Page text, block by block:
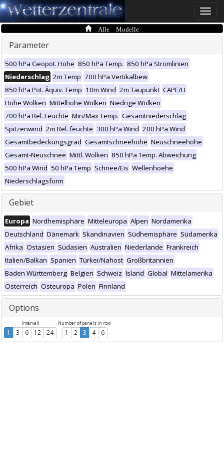
Toggle
Alle Modelle
Parameter
500 hPa Geopot. Höhe 850 hPa Temp. 850 hPa Stromlinien
Niederschlag 2m Temp 700 hPa Vertikalbew
850 hPa Pot. Äquiv. Temp 10m Wind 2m Taupunkt CAPE/LI
Hohe Wolken Mittelhohe Wolken Niedrige Wolken
700 hPa Rel. Feuchte Min/Max Temp. Gesamtniederschlag
Spitzenwind 2m Rel. feuchte 300 hPa Wind 200 hPa Wind
Gesamtbedeckungsgrad Gesamtschneehöhe Neuschneehöhe
Gesamt-Neuschnee Mittl. Wolken 850 hPa Temp. Abweichung
500 hPa Wind 50 hPa Temp Schnee/Eis Wellenhoehe
Niederschlagsform
Gebiet
Europa Nordhemisphäre Mitteleuropa Alpen Nordamerika
Deutschland Dänemark Skandinavien Südhemisphäre Südamerika
Afrika Ostasien Südasien Australien Niederlande Frankreich
Italien/Balkan Spanien Türkei/Nahost Großbritannien
Baden Württemberg Belgien Schweiz Island Global Mittelamerika
Österreich Osteuropa Polen Finnland
Options
Intervall
1 3 6 12 24
Number of panels in row
1 2 3 4 6